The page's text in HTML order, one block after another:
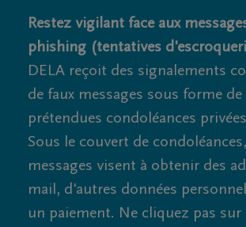
Restez vigilant face aux
phishing (tentatives
DELA reçoit des signalements
de faux messages sous forme de
prétendues condoléances
Sous le couvert de
messages visent à obtenir des
mail, d'autres données
un paiement. Ne cliquez pas sur